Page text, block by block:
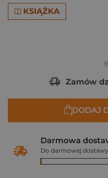
KSIĄŻKA
Zamów
DODAJ
Darmowa
Do darmowej dostawy